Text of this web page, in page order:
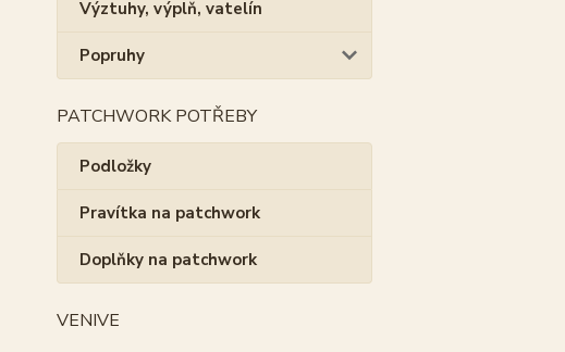
Výztuhy, výplň, vatelín
Popruhy
PATCHWORK POTŘEBY
Podložky
Pravítka na patchwork
Doplňky na patchwork
VENIVE